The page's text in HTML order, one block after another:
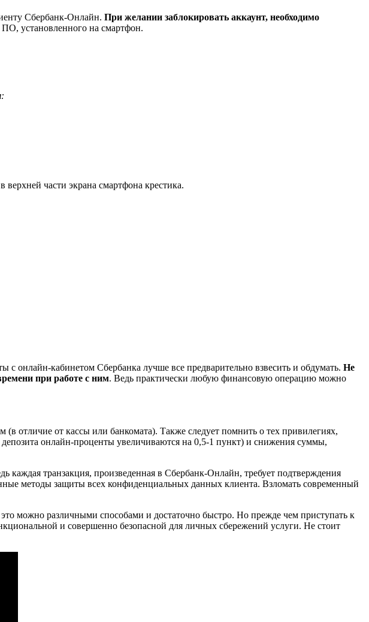
Сбербанк-Онлайн. При желании заблокировать аккаунт, необходимо
ПО, установленного на смартфон.
части экрана смартфона крестика.
онлайн-кабинетом Сбербанка лучше все предварительно взвесить и обдумать. Не
при работе с ним. Ведь практически любую финансовую операцию можно
отличие от кассы или банкомата). Также следует помнить о тех привилегиях,
онлайн-проценты увеличиваются на 0,5-1 пункт) и снижения суммы,
транзакция, произведенная в Сбербанк-Онлайн, требует подтверждения
методы защиты всех конфиденциальных данных клиента. Взломать современный
можно различными способами и достаточно быстро. Но прежде чем приступать к
и совершенно безопасной для личных сбережений услуги. Не стоит